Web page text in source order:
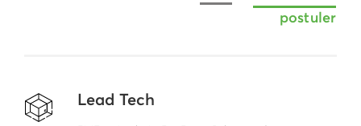
postuler
Lead Tech